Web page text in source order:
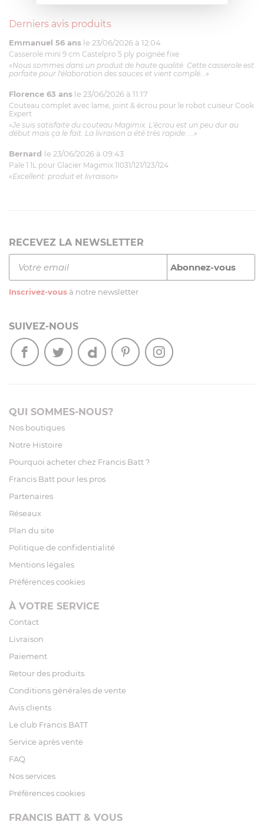
Derniers avis produits
Emmanuel 56 ans le 23/06/2026 à 12:04
Casserole mini 9 cm Castelpro 5 ply poignée fixe
«Nous sommes dans un produit de haute qualité. Cette casserole est
parfaite pour l'élaboration des sauces et vient complé...»
Florence 63 ans le 23/06/2026 à 11:17
Couteau complet avec lame, joint & écrou pour le robot cuiseur Cook
Expert
«Je suis satisfaite du couteau Magimix. L'écrou est un peu dur au
début mais ça le fait. La livraison a été très rapide. ...»
Bernard le 23/06/2026 à 09:43
Pale 1.1L pour Glacier Magimix 11031/121/123/124
«Excellent: produit et livraison»
RECEVEZ LA NEWSLETTER
Inscrivez-vous à notre newsletter
SUIVEZ-NOUS
QUI SOMMES-NOUS?
Nos boutiques
Notre Histoire
Pourquoi acheter chez Francis Batt ?
Francis Batt pour les pros
Partenaires
Réseaux
Plan du site
Politique de confidentialité
Mentions légales
Préférences cookies
À VOTRE SERVICE
Contact
Livraison
Paiement
Retour des produits
Conditions générales de vente
Avis clients
Le club Francis BATT
Service après vente
FAQ
Nos services
Préférences cookies
FRANCIS BATT & VOUS